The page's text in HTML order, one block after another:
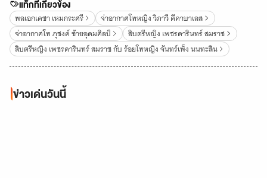
แท็กที่เกี่ยวข้อง
พลเอกเดชา เหมกระศรี
จ่าอากาศโทหญิง วิภาวี ดีคาบาเลส
จ่าอากาศโท ภุชงค์ ซ้ายอุดมศิลป์
สิบตรีหญิง เพชรดารินทร์ สมราช
สิบตรีหญิง เพชรดารินทร์ สมราช กับ ร้อยโทหญิง จันทร์เพ็ง นนทะสิน
ข่าวเด่นวันนี้